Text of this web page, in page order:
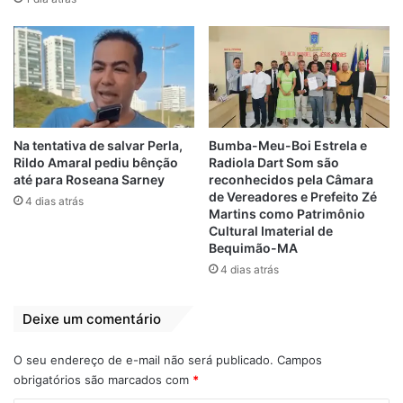
Relacionado
Lideranças do
PCdoB embarcam
no foguete de
Weverton Rocha
5 de julho de 2022
Em "POLÍTICA"
Prefeito de
Humberto de
Campos declara
apoio a Weverton
Rocha
9 de junho de 2022
Em "MARANHÃO"
colar fake news
13 de junho de 2022
Na tentativa de salvar Perla,
Rildo Amaral pediu bênção
até para Roseana Sarney
4 dias atrás
Bumba-Meu-Boi Estrela e
Radiola Dart Som são
reconhecidos pela Câmara
de Vereadores e Prefeito Zé
Martins como Patrimônio
Cultural Imaterial de
Bequimão-MA
4 dias atrás
Deixe um comentário
O seu endereço de e-mail não será publicado. Campos
obrigatórios são marcados com *